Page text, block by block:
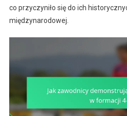
co przyczyniło się do ich
międzynarodowej.